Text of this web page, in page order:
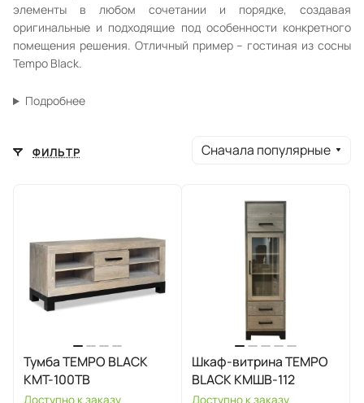
элементы в любом сочетании и порядке, создавая
оригинальные и подходящие под особенности конкретного
помещения решения. Отличный пример – гостиная из сосны
Tempo Black.
Подробнее
ФИЛЬТР Сначала популярные
Тумба TEMPO BLACK
КМТ-100ТВ
Доступно к заказу
Шкаф-витрина TEMPO
BLACK КМШВ-112
Доступно к заказу